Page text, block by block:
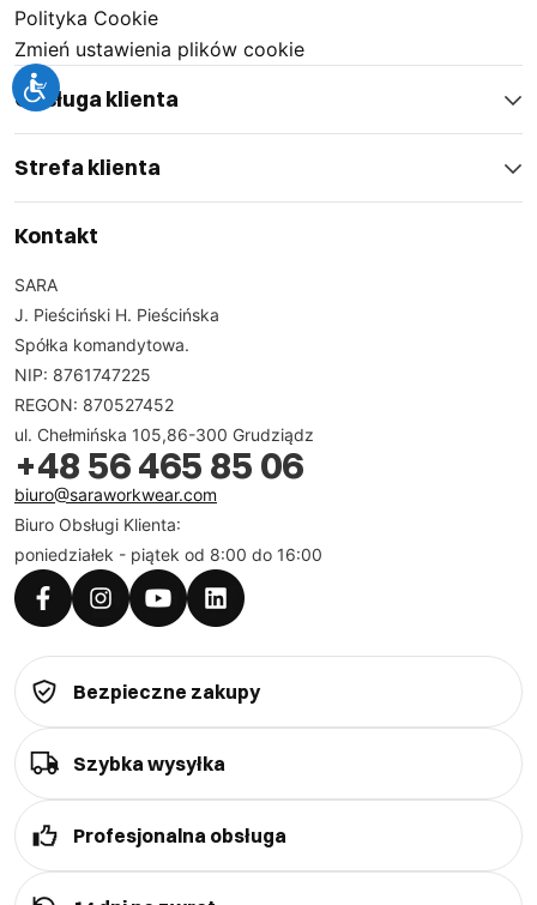
Polityka Cookie
Zmień ustawienia plików cookie
Obsługa klienta
Strefa klienta
Kontakt
SARA
J. Pieściński H. Pieścińska
Spółka komandytowa.
NIP: 8761747225
REGON: 870527452
ul. Chełmińska 105,86-300 Grudziądz
+48 56 465 85 06
biuro@saraworkwear.com
Biuro Obsługi Klienta:
poniedziałek - piątek od 8:00 do 16:00
Bezpieczne zakupy
Szybka wysyłka
Profesjonalna obsługa